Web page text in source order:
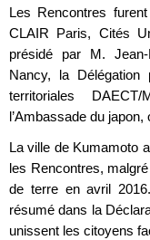
Les Rencontres
CLAIR Paris, Cités
présidé par M.
Nancy, la Délégation
territoriales
l’Ambassade du
La ville de Kumamoto
les Rencontres,
de terre en avril
résumé dans la
unissent les citoyens